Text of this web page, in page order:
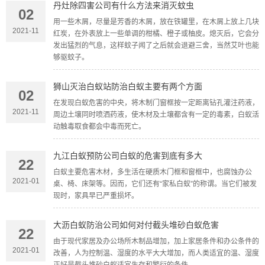
02
2021-11
丹灶除四害公司有什么方法来消灭蚊虫
用一些木屑，尽量是芳香的木屑，放在铁罐里，在木屑上放上几块
红炭，在外表放上一些单调的柑橘、橙子或柚皮。熄灭后，它会分
发出猛烈的气息，这样蚊子闻了之后就会退避三舍，当然艾叶也能
够驱蚊子。
02
2021-11
狮山灭治白蚁站防治白蚁主要有两个方面
在发现白蚁危害的中央，将木制门窗框按一定距离钻孔灌注药液，
周边土壤同时喷洒药液，使木材及土壤都含有一定的毒素，白蚁活
动触毒取食都会中毒而死亡。
22
2021-01
九江白蚁预防公司白蚁的危害到底有多大
白蚁主要危害木材，多生活在硬质木门框和窗框中，也腐蚀办公
桌、椅、床架等。因而，它们还有“家私白蚁”的称谓。当它们被发
现时，家具早已严重损坏。
22
2021-01
大沥白蚁防治公司如何对付截头堆砂白蚁危害
由于现代家居及办公场所木制品增加，加上家居条件和办公条件的
改善，人为控制温、湿度的水平大大增加，而人类适宜的温、湿度